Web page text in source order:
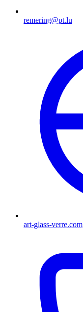
remering@pt.lu
art-glass-verre.com